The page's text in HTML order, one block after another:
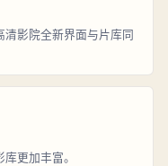
影院全新界面与片库同
更加丰富。